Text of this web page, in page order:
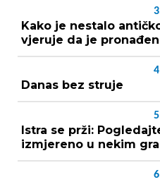
Kako je nestalo
vjeruje da je
Danas bez struje
Istra se prži:
izmjereno u nekim